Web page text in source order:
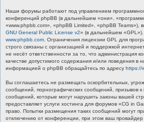
Наши форумы работают под управлением
конференций phpBB (в дальнейшем «они»,
«www.phpbb.com», «phpBB Limited», «phpBB Teams»),
GNU General Public License v2» (в дальнейшем
www.phpbb.com . Ограничения лицензии GPL для
строго связаны с организацией и поддержкой
не несёт ответственности за то, что администрация
качестве допустимого содержания и/или поведения в
информацией о phpBB обращайтесь по адресу https://
Вы соглашаетесь не размещать оскорбительных,
сообщений, порнографических сообщений, призывов
сообщений, которые могут нарушить законы вашей
предоставляет услуги хостинга для форумов «CG in
право. Попытки размещения таких сообщений могут
отключению от конференции, при этом ваш провайдер